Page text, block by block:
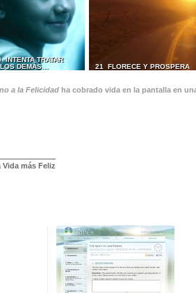
INTENTA TRATAR
DEMÁS…
21 FLORECE Y PROSPERA
a la Felicidad ha cobrado vida en la pantalla en
Vida más Feliz